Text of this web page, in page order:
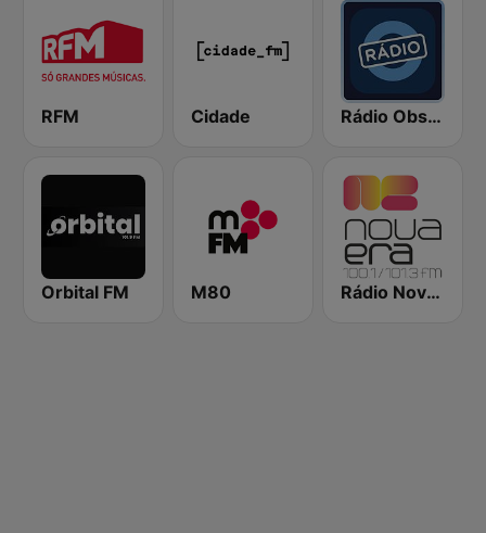
RFM Cidade Rádio Observador
Orbital FM M80 Rádio Nova Era